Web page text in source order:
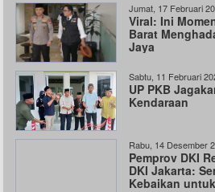
Jumat, 17 Februari
Viral: Ini
Barat
Jaya
Sabtu, 11 Februari
UP PKB
Kendaraan
Rabu, 14 Desember
Pemprov DKI
DKI Jakarta:
Kebaikan